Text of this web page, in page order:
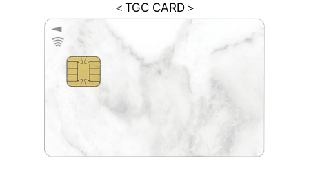
＜TGC CARD＞